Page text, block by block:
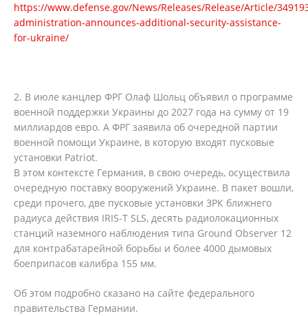
https://www.defense.gov/News/Releases/Release/Article/
administration-announces-additional-security-assistance-
for-ukraine/
В июле канцлер ФРГ Олаф Шольц объявил о программе
военной поддержки Украины до 2027 года на сумму от 19
миллиардов евро. А ФРГ заявила об очередной партии
военной помощи Украине, в которую входят пусковые
установки Patriot.
В этом контексте Германия, в свою очередь, осуществила
очередную поставку вооружений Украине. В пакет вошли,
среди прочего, две пусковые установки ЗРК ближнего
радиуса действия IRIS-T SLS, десять радиолокационных
станций наземного наблюдения типа Ground Observer 12
для контрабатарейной борьбы и более 4000 дымовых
боеприпасов калибра 155 мм.
Об этом подробно сказано на сайте федерального
правительства Германии.